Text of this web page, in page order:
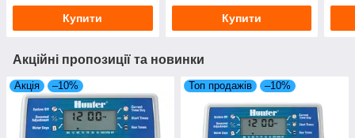
Купити Купити
Акційні пропозиції та новинки
Акція –10% Топ продажів –10%